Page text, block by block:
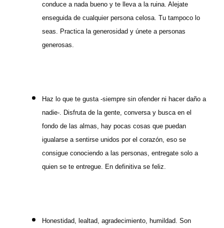
conduce a nada bueno y te lleva a la ruina. Alejate
enseguida de cualquier persona celosa. Tu tampoco lo
seas. Practica la generosidad y únete a personas
generosas.
Haz lo que te gusta -siempre sin ofender ni hacer daño a
nadie-. Disfruta de la gente, conversa y busca en el
fondo de las almas, hay pocas cosas que puedan
igualarse a sentirse unidos por el corazón, eso se
consigue conociendo a las personas, entregate solo a
quien se te entregue. En definitiva se feliz.
Honestidad, lealtad, agradecimiento, humildad. Son